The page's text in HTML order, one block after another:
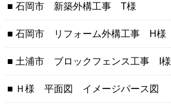
石岡市 新築外構工事 T様
石岡市 リフォーム外構工事 H様
土浦市 ブロックフェンス工事 I様
Ｈ様 平面図 イメージパース図